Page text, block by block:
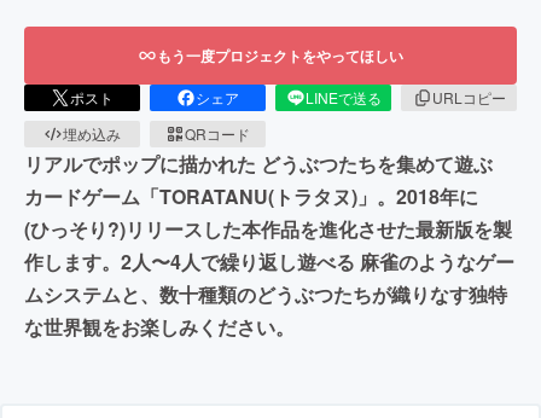
もう一度プロジェクトをやってほしい
ポスト シェア LINEで送る
URLコピー
埋め込み
QRコード
リアルでポップに描かれた どうぶつたちを集めて遊ぶ
カードゲーム「TORATANU(トラタヌ)」。2018年に
(ひっそり?)リリースした本作品を進化させた最新版を製
作します。2人〜4人で繰り返し遊べる 麻雀のようなゲー
ムシステムと、数十種類のどうぶつたちが織りなす独特
な世界観をお楽しみください。